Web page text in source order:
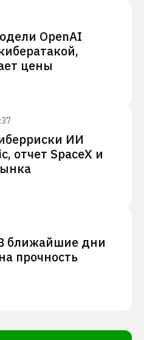
OpenAI
цены
ИИ
отчет SpaceX и
ближайшие дни
прочность